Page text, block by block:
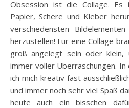
Obsession ist die Collage.
Papier, Schere und Kleber
verschiedensten
herzustellen! Für eine Collage
groß angelegt sein oder
immer voller Überraschungen.
ich mich kreativ fast
und immer noch sehr viel Spaß
heute auch ein bisschen